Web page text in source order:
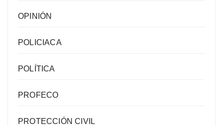
OPINIÓN
POLICIACA
POLÍTICA
PROFECO
PROTECCIÓN CIVIL